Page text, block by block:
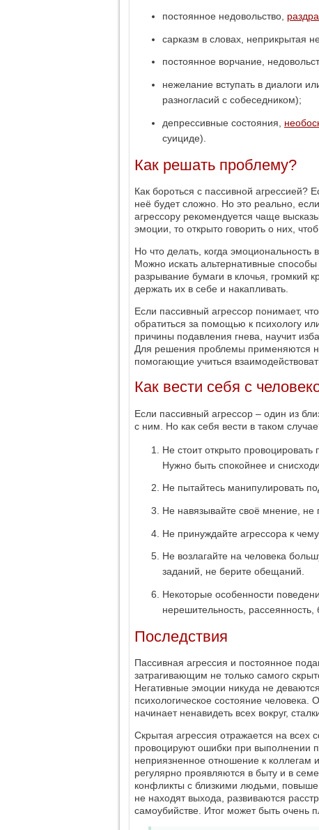
постоянное недовольство,
сарказм в словах, неприкрытая
постоянное ворчание,
нежелание вступать в диалоги
разногласий с собеседником);
депрессивные состояния,
суициде).
Как решать проблему?
Как бороться с пассивной агрессией?
неё будет сложно. Но это реально,
агрессору рекомендуется чаще
эмоции, то открыто говорить о них,
Но что делать, когда
Можно искать альтернативные способы
разрывание бумаги в клочья, громкий
держать их в себе и накапливать.
Если пассивный агрессор понимает,
обратиться за помощью к психологу
причины подавления гнева, научит
Для решения проблемы применяются
помогающие учиться
Как вести себя с
Если пассивный агрессор – один из
с ним. Но как себя вести в таком
Не стоит открыто провоцировать
Нужно быть спокойнее и
Не пытайтесь манипулировать
Не навязывайте своё мнение, не
Не принуждайте агрессора к
Не возлагайте на человека
заданий, не берите обещаний.
Некоторые особенности
нерешительность, рассеянность,
Последствия
Пассивная агрессия и постоянное
затрагивающим не только самого
Негативные эмоции никуда не
психологическое состояние
начинает ненавидеть всех вокруг,
Скрытая агрессия отражается на всех
провоцируют ошибки при выполнении
неприязненное отношение к коллегам
регулярно проявляются в быту и в
конфликты с близкими людьми,
не находят выхода, развиваются
самоубийстве. Итог может быть очень